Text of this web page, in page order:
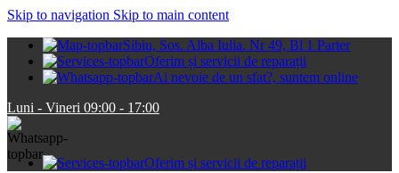
Skip to navigation Skip to main content
Sibiu, Sos. Alba Iulia. Nr 49, Bl 1 Parter
Oferim și servicii de reparații
Ai nevoie de un sfat?, suntem online
Luni - Vineri 09:00 - 17:00
Oferim și servicii de reparații